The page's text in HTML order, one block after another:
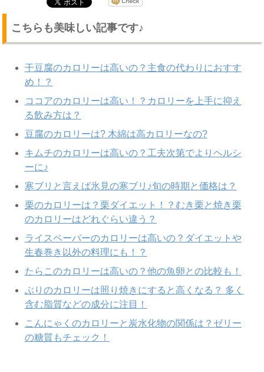
こちらも美味しい記事です♪
干豆腐のカロリーは高いの？主食の代わりにおすす
め！？
ココアのカロリーは高い！？カロリーを上手に抑え
る飲み方は？
豆腐のカロリーは? 木綿は高カロリーなの?
キムチのカロリーは高いの？工夫次第でよりヘルシ
ーに♪
寒ブリと言えば氷見の寒ブリ♪旬の時期と価格は？
栗のカロリーは？栗ダイエット！？むき栗と焼き栗
のカロリーはどれぐらい違う？
ライスペーパーのカロリーは高いの？ダイエットや
生春巻き以外の料理にも！？
たらこのカロリーは高いの？他の魚卵との比較も！
ぶりのカロリーは照り焼きにすると高くなる？ 多く
含む脂質などの成分に注目！
こんにゃくのカロリーと炭水化物の関係は？ゼリー
の糖質もチェック！